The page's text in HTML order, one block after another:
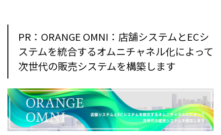
PR：ORANGE OMNI：店舗システムとECシ
ステムを統合するオムニチャネル化によって
次世代の販売システムを構築します